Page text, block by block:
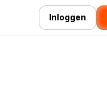
Inloggen